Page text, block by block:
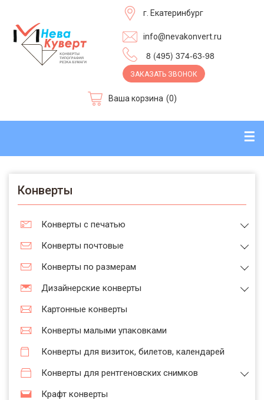
г. Екатеринбург
info@nevakonvert.ru
8 (495) 374-63-98
ЗАКАЗАТЬ ЗВОНОК
Ваша корзина (0)
☰
Конверты
Конверты с печатью
Конверты почтовые
Конверты по размерам
Дизайнерские конверты
Картонные конверты
Конверты малыми упаковками
Конверты для визиток, билетов, календарей
Конверты для рентгеновских снимков
Крафт конверты